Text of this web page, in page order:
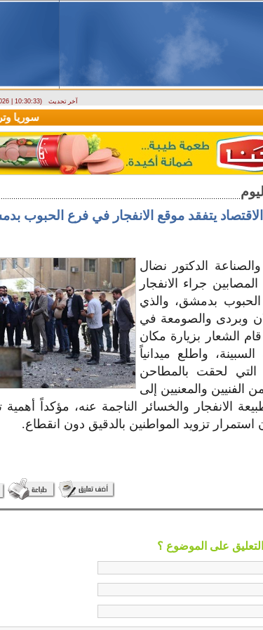
| 10:30:33) آخر تحديث
سوريا
يتفقد موقع الانفجار في فرع الحبوب
الدكتور نضال
جراء الانفجار
بدمشق، والذي
وبردى والصومعة في
الشعار بزيارة مكان
واطلع ميدانياً
لحقت بالمطاحن
الفنيين والمعنيين إلى
الانفجار والخسائر الناجمة عنه، مؤكداً أهمية
استمرار تزويد المواطنين بالدقيق دون انقطاع.